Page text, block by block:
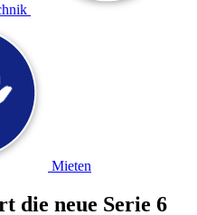
Mieten
die neue Serie 6